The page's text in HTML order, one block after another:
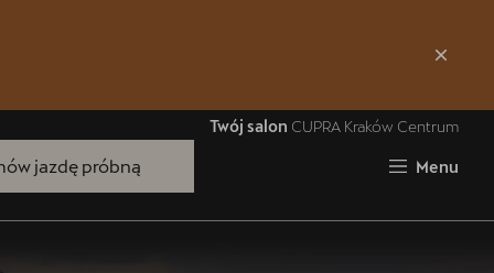
Twój salon CUPRA Kraków Centrum
jazdę próbną Menu